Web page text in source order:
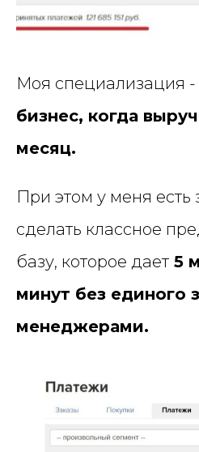
Моя специализация -
бизнес, когда
месяц.
При этом у меня есть
сделать классное
базу, которое дает 5
минут без единого
менеджерами.